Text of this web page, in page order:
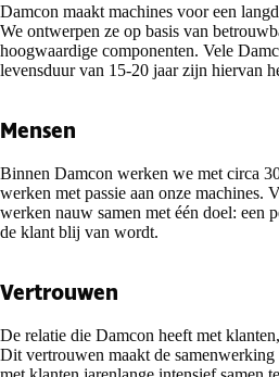
Damcon maakt machines voor een
We ontwerpen ze op basis van
hoogwaardige componenten. Vele
levensduur van 15-20 jaar zijn hiervan
Mensen
Binnen Damcon werken we met circa
werken met passie aan onze machines.
werken nauw samen met één doel: een
de klant blij van wordt.
Vertrouwen
De relatie die Damcon heeft met
Dit vertrouwen maakt de